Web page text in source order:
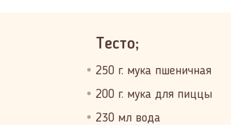
Тесто;
250 г. мука пшеничная
200 г. мука для пиццы
230 мл вода